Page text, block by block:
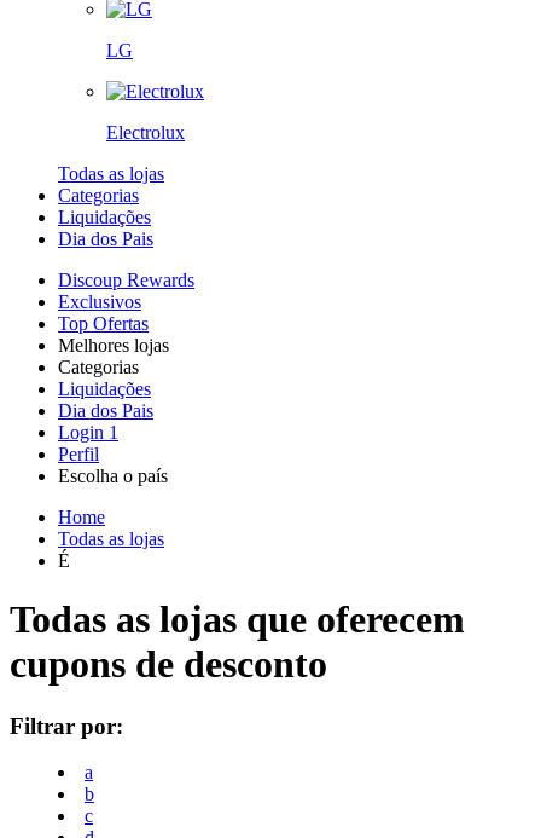
LG
Electrolux
Todas as lojas
Categorias
Liquidações
Dia dos Pais
Discoup Rewards
Exclusivos
Top Ofertas
Melhores lojas
AliExpress
SHEIN
KaBuM!
Casas Bahia
Categorias
Informática
Moda
Casa e Jardim
Liquidações
Dia dos Pais
Login 1
Perfil
Escolha o país
States
Home
Todas as lojas
É
Todas as lojas que oferecem
cupons de desconto
Filtrar por:
a
b
c